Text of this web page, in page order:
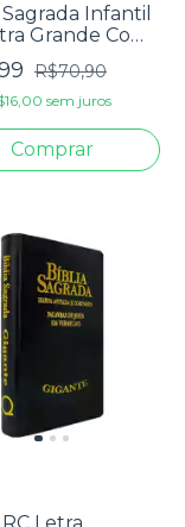
Infantil
Grande Com
Avivada E
Capa Dura
Crianças
R$70,90
sem juros